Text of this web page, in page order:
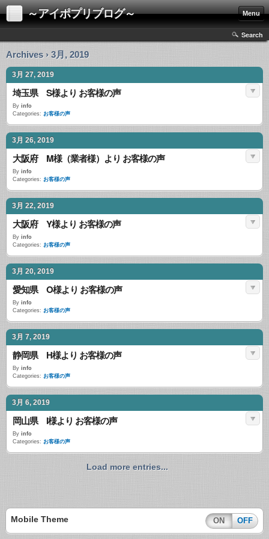
～アイポプリブログ～ Menu
Search
Archives › 3月, 2019
3月 27, 2019
埼玉県 S様より お客様の声
By info
Categories: お客様の声
3月 26, 2019
大阪府 M様（業者様）より お客様の声
By info
Categories: お客様の声
3月 22, 2019
大阪府 Y様より お客様の声
By info
Categories: お客様の声
3月 20, 2019
愛知県 O様より お客様の声
By info
Categories: お客様の声
3月 7, 2019
静岡県 H様より お客様の声
By info
Categories: お客様の声
3月 6, 2019
岡山県 I様より お客様の声
By info
Categories: お客様の声
Load more entries...
Mobile Theme ON OFF